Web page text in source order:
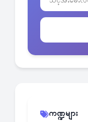
ကဏ္ဍများ